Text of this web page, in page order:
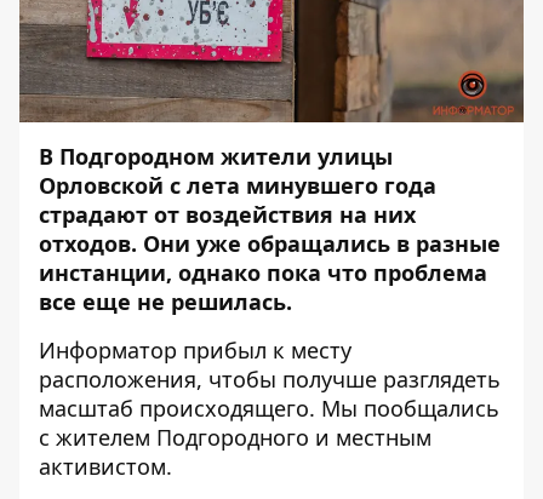
В Подгородном жители улицы
Орловской с лета минувшего года
страдают от воздействия на них
отходов. Они уже обращались в разные
инстанции, однако пока что проблема
все еще не решилась.
Информатор прибыл к месту
расположения, чтобы получше разглядеть
масштаб происходящего. Мы пообщались
с жителем Подгородного и местным
активистом.